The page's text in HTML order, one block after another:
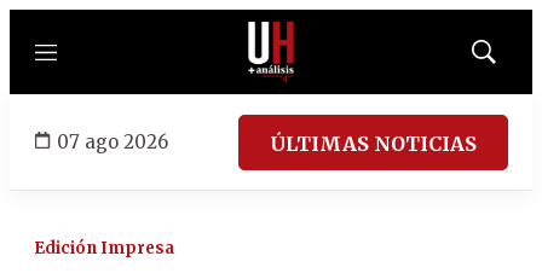
Menú
Mostrar
07 ago 2026 ÚLTIMAS NOTICIAS
Edición Impresa